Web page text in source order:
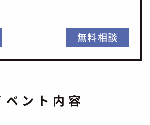
無料相談
ベント内容